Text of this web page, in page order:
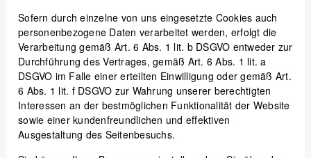
Sofern durch einzelne von uns eingesetzte Cookies auch
personenbezogene Daten verarbeitet werden, erfolgt die
Verarbeitung gemäß Art. 6 Abs. 1 lit. b DSGVO entweder zur
Durchführung des Vertrages, gemäß Art. 6 Abs. 1 lit. a
DSGVO im Falle einer erteilten Einwilligung oder gemäß Art.
6 Abs. 1 lit. f DSGVO zur Wahrung unserer berechtigten
Interessen an der bestmöglichen Funktionalität der Website
sowie einer kundenfreundlichen und effektiven
Ausgestaltung des Seitenbesuchs.